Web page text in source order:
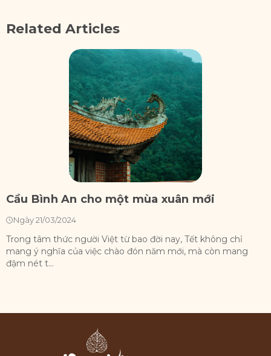
Related Articles
Cầu Bình An cho một mùa xuân mới
Ngày 21/03/2024
Trong tâm thức người Việt từ bao đời nay, Tết không chỉ
mang ý nghĩa của việc chào đón năm mới, mà còn mang
đậm nét t...